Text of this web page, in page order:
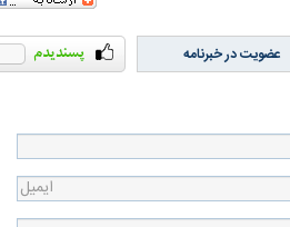
عضویت در خبرنامه
دلیل علاقه برخی افراد به فال و طالع‌بینی
چیست؟